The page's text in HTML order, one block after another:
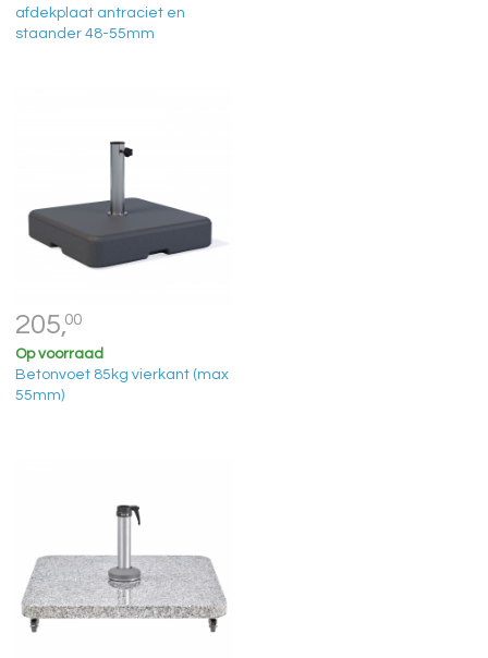
afdekplaat antraciet en
staander 48-55mm
205,00
Op voorraad
Betonvoet 85kg vierkant (max
55mm)